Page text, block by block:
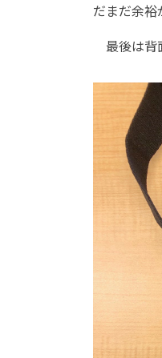
だまだ余裕
最後は背